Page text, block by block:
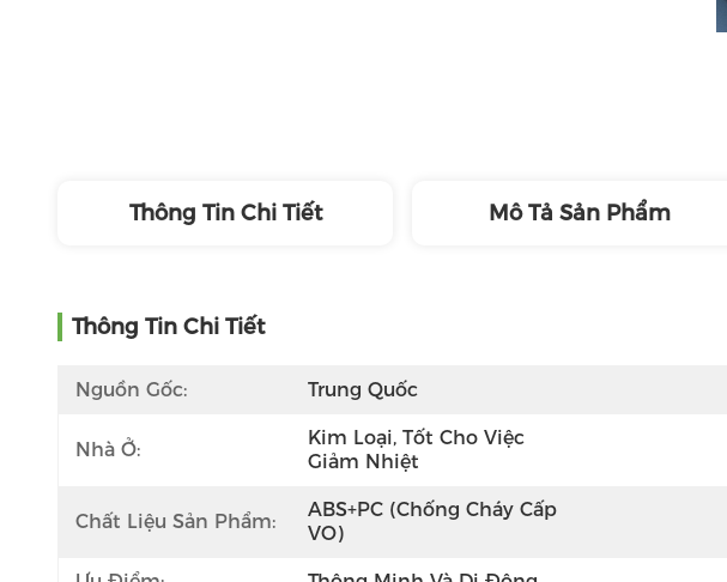
Thông Tin Chi Tiết Mô Tả Sản Phẩm
Thông Tin Chi Tiết
Nguồn Gốc: Trung Quốc
Nhà Ở:
Kim Loại, Tốt Cho Việc
Giảm Nhiệt
Chất Liệu Sản Phẩm:
ABS+PC (chống Cháy Cấp
VO)